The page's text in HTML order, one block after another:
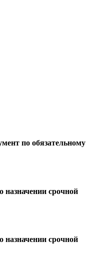
по обязательному
назначении срочной
назначении срочной